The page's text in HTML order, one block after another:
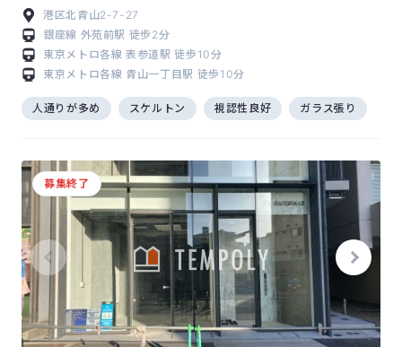
港区北青山2-7-27
銀座線 外苑前駅 徒歩2分
東京メトロ各線表参道駅徒歩10分
東京メトロ各線 青山一丁目駅 徒歩10分
人通りが多め スケルトン 視認性良好 ガラス張り
募集終了